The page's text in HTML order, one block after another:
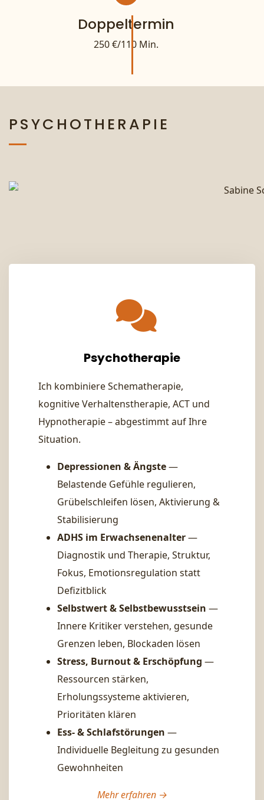
Doppeltermin
250 €/110 Min.
PSYCHOTHERAPIE
Psychotherapie
Ich kombiniere Schematherapie,
kognitive Verhaltenstherapie, ACT und
Hypnotherapie – abgestimmt auf Ihre
Situation.
Depressionen & Ängste—
Belastende Gefühle regulieren,
Grübelschleifen lösen, Aktivierung &
Stabilisierung
ADHS im Erwachsenenalter—
Diagnostik und Therapie, Struktur,
Fokus, Emotionsregulation statt
Defizitblick
Selbstwert & Selbstbewusstsein —
Innere Kritiker verstehen, gesunde
Grenzen leben, Blockaden lösen
Stress, Burnout & Erschöpfung —
Ressourcen stärken,
Erholungssysteme aktivieren,
Prioritäten klären
Ess- & Schlafstörungen —
Individuelle Begleitung zu gesunden
Gewohnheiten
Mehr erfahren →